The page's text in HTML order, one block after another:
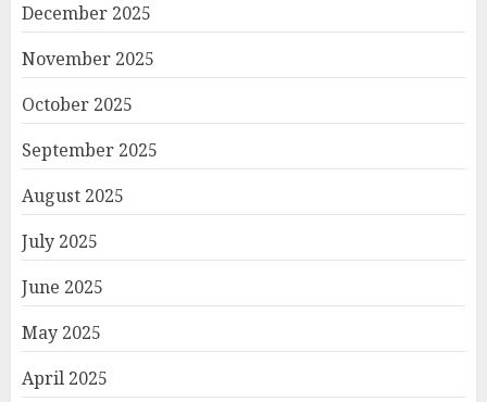
December 2025
November 2025
October 2025
September 2025
August 2025
July 2025
June 2025
May 2025
April 2025